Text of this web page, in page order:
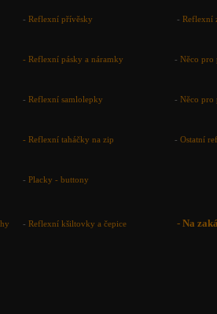
-Reflexní přívěsky -Reflexní
-Reflexní pásky a náramky -Něco pro
-Reflexní samlolepky -Něco pro
-Reflexní taháčky na zip -Ostatní
-Placky - buttony
-Reflexní kšiltovky a čepice -Na